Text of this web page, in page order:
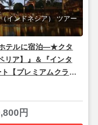
テルに宿泊―★クタ
リア】』＆『インタ
【プレミアムクラブ
ンガポール航空/名
インドネシア） ツアー
円